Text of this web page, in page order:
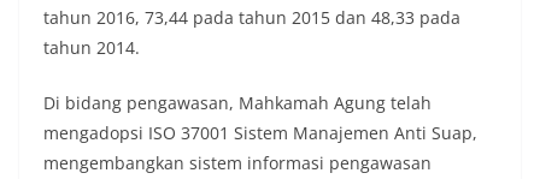
tahun 2016, 73,44 pada tahun 2015 dan 48,33 pada
tahun 2014.
Di bidang pengawasan, Mahkamah Agung telah
mengadopsi ISO 37001 Sistem Manajemen Anti Suap,
mengembangkan sistem informasi pengawasan